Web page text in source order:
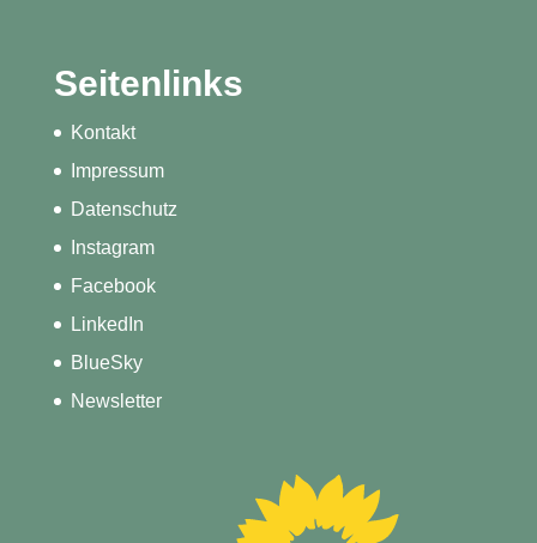
Seitenlinks
Kontakt
Impressum
Datenschutz
Instagram
Facebook
LinkedIn
BlueSky
Newsletter